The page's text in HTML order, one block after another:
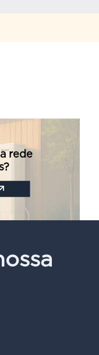
rede